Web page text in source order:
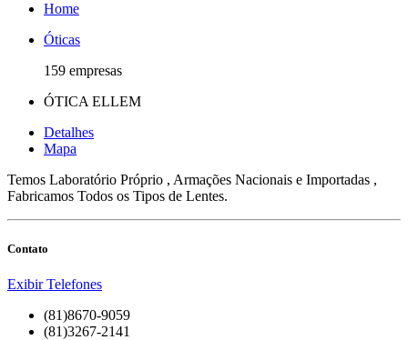
Home
Óticas
159 empresas
ÓTICA ELLEM
Detalhes
Mapa
Temos Laboratório Próprio , Armações Nacionais e Importadas ,
Fabricamos Todos os Tipos de Lentes.
Contato
Exibir Telefones
(81)8670-9059
(81)3267-2141